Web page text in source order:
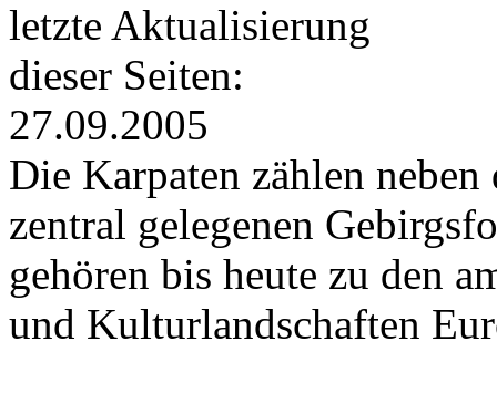
letzte Aktualisierung
dieser Seiten:
27.09.2005
Die Karpaten zählen
zentral gelegenen
gehören bis heute zu den
und Kulturlandschaften